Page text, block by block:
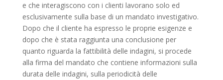
e che interagiscono con i clienti lavorano solo ed
esclusivamente sulla base di un mandato investigativo.
Dopo che il cliente ha espresso le proprie esigenze e
dopo che è stata raggiunta una conclusione per
quanto riguarda la fattibilità delle indagini, si procede
alla firma del mandato che contiene informazioni sulla
durata delle indagini, sulla periodicità delle